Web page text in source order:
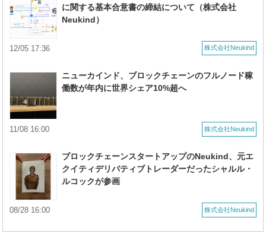
に関する基本合意書の締結について（株式会社
Neukind）
株式会社Neukind
12/05 17:36
ニューカインド、ブロックチェーンのフルノード稼
働数が年内に世界シェア10%超へ
株式会社Neukind
11/08 16:00
ブロックチェーンスタートアップのNeukind、元エ
クイティデリバティブトレーダーだったシャルル・
ルコックが参画
株式会社Neukind
08/28 16:00